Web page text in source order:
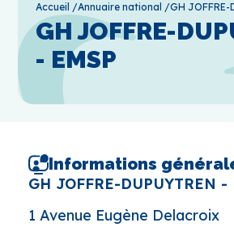
Accueil /Annuaire national /GH JOFFRE-
GH JOFFRE-
- EMSP
Informations
GH JOFFRE-DUPUYTREN -
1 Avenue Eugène Delacroix